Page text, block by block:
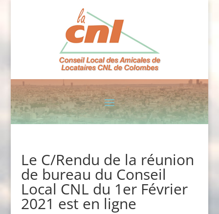
Le C/Rendu de la réunion
de bureau du Conseil
Local CNL du 1er Février
2021 est en ligne